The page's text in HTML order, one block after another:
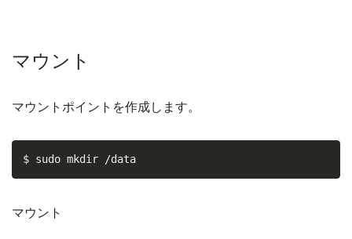
マウント
マウントポイントを作成します。
$ sudo mkdir /data
マウント